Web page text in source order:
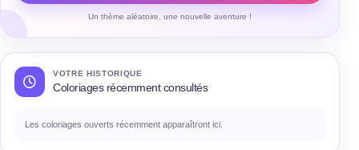
Un thème aléatoire, une nouvelle aventure !
VOTRE HISTORIQUE
Coloriages récemment consultés
Les coloriages ouverts récemment apparaîtront ici.